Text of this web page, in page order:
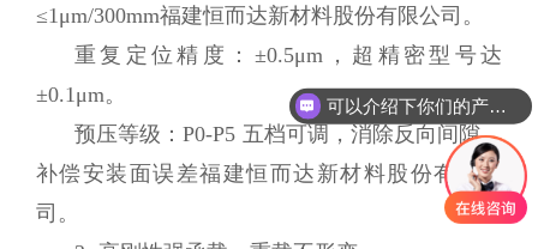
≤1μm/300mm福建恒而达新材料股份有限公司。
重复定位精度：±0.5μm，超精密型号达
±0.1μm。
预压等级：P0-P5 五档可调，消除反向间隙，
补偿安装面误差福建恒而达新材料股份有限公
司。
可以介绍下你们的产品么
你们是怎么收费的呢